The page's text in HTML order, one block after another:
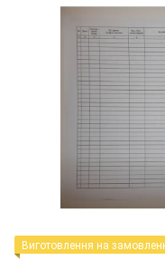
Виготовлення на